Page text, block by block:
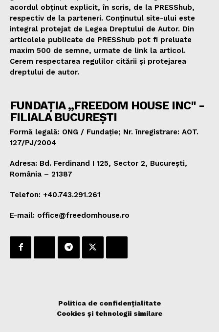
acordul obținut explicit, în scris, de la PRESShub,
respectiv de la parteneri. Conținutul site-ului este
integral protejat de Legea Dreptului de Autor. Din
articolele publicate de PRESShub pot fi preluate
maxim 500 de semne, urmate de link la articol.
Cerem respectarea regulilor citării și protejarea
dreptului de autor.
FUNDAȚIA „FREEDOM HOUSE INC" -
FILIALA BUCUREȘTI
Formă legală: ONG / Fundație; Nr. înregistrare: AOT.
127/PJ/2004
Adresa: Bd. Ferdinand I 125, Sector 2, București,
România – 21387
Telefon: +40.743.291.261
E-mail: office@freedomhouse.ro
Politica de confidențialitate
Cookies și tehnologii similare